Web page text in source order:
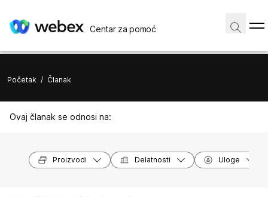
Centar za pomoć
Početak / Članak
Ovaj članak se odnosi na:
Proizvodi Delatnosti Uloge